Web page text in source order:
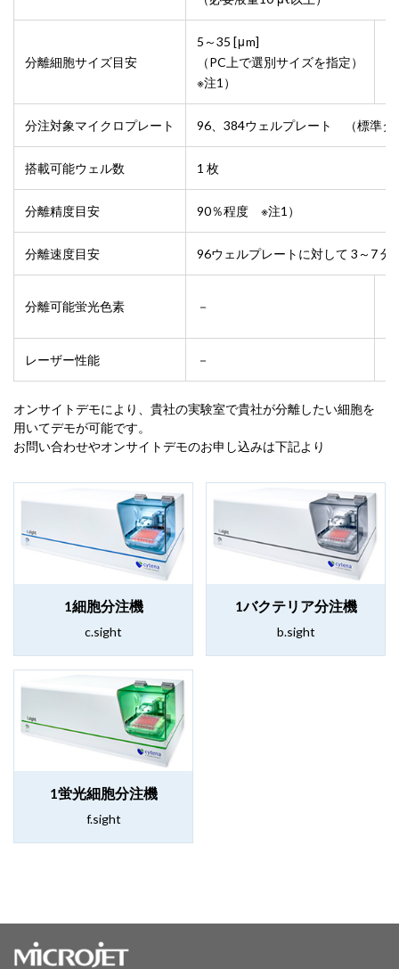
分離細胞サイズ目安
5～35 [μm]
（PC上で選別サイズを指定）
※注1）
分注対象マイクロプレート 96、384ウェルプレート （標準タ
搭載可能ウェル数 1 枚
分離精度目安 90％程度 ※注1）
分離速度目安 96ウェルプレートに対して 3～7
分離可能蛍光色素 －
レーザー性能 －
オンサイトデモにより、貴社の実験室で貴社が分離したい細胞を
用いてデモが可能です。
お問い合わせやオンサイトデモのお申し込みは下記より
1細胞分注機
c.sight
1バクテリア分注機
b.sight
1蛍光細胞分注機
f.sight